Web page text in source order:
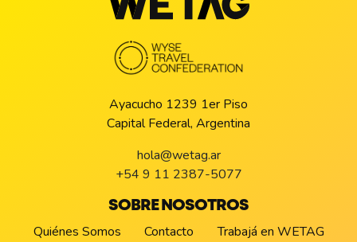
Ayacucho 1239 1er Piso
Capital Federal, Argentina
hola@wetag.ar
+54 9 11 2387-5077
SOBRE NOSOTROS
Quiénes Somos Contacto
Trabajá en WETAG